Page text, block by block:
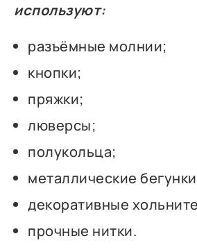
используют:
разъёмные молнии;
кнопки;
пряжки;
люверсы;
полукольца;
металлические
декоративные
прочные нитки.